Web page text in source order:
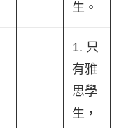
生。
1. 只
有雅
思學
生，